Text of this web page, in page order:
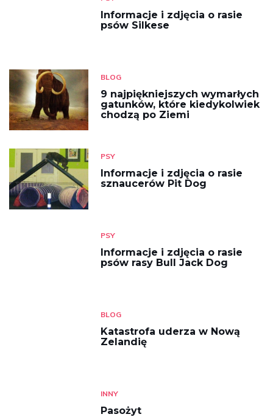
Informacje i zdjęcia o rasie
psów Silkese
BLOG
9 najpiękniejszych wymarłych
gatunków, które kiedykolwiek
chodzą po Ziemi
PSY
Informacje i zdjęcia o rasie
sznaucerów Pit Dog
PSY
Informacje i zdjęcia o rasie
psów rasy Bull Jack Dog
BLOG
Katastrofa uderza w Nową
Zelandię
INNY
Pasożyt